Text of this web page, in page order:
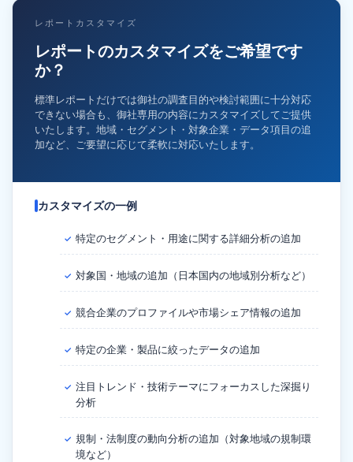
レポートカスタマイズ
レポートのカスタマイズをご希望です
か？
標準レポートだけでは御社の調査目的や検討範囲に十分対応
できない場合も、御社専用の内容にカスタマイズしてご提供
いたします。地域・セグメント・対象企業・データ項目の追
加など、ご要望に応じて柔軟に対応いたします。
カスタマイズの一例
✓ 特定のセグメント・用途に関する詳細分析の追加
✓ 対象国・地域の追加（日本国内の地域別分析など）
✓ 競合企業のプロファイルや市場シェア情報の追加
✓ 特定の企業・製品に絞ったデータの追加
✓ 注目トレンド・技術テーマにフォーカスした深掘り
分析
✓ 規制・法制度の動向分析の追加（対象地域の規制環
境など）